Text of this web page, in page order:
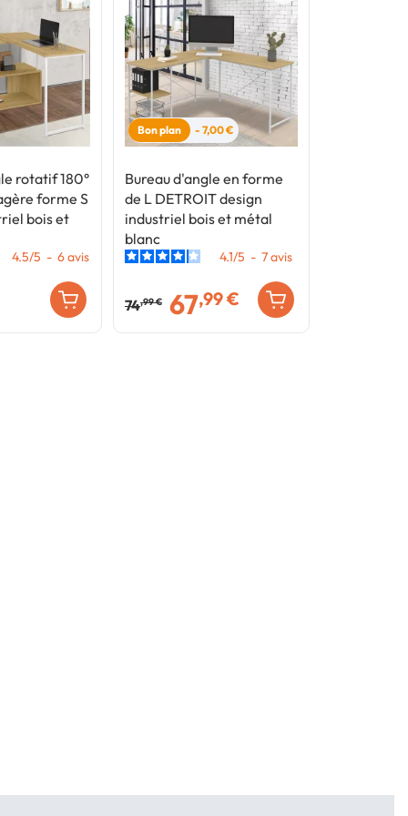
rotatif 180°
forme S
bois et
4.5/5 - 6avis
Bon plan - 7,00 €
Bureau d'angle en forme
de L DETROIT design
industriel bois et métal
blanc
4.1/5 - 7avis
74,99 € 67,99 €